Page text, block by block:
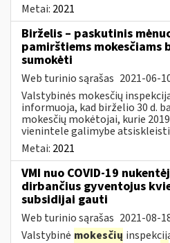
Metai: 2021
Birželis – paskutinis
pamirštiems mokesčiams
sumokėti
Web turinio sąrašas 2021-06-
Valstybinės mokesčių
informuoja, kad birželio 30 d.
mokesčių mokėtojai, kurie
vienintele galimybe
Metai: 2021
VMI nuo COVID-19
dirbančius gyventojus
subsidijai gauti
Web turinio sąrašas 2021-08-
Valstybinė mokesčių